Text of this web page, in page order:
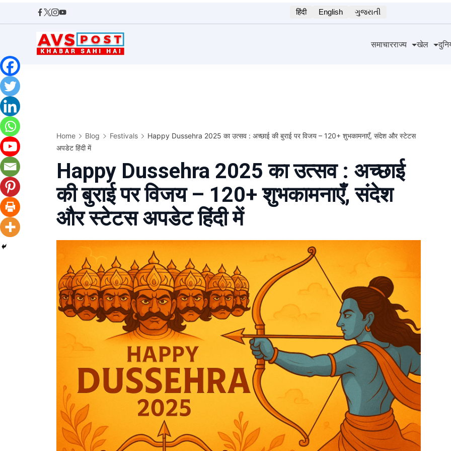
हिंदी English ગુજરાતી
समाचारराज्य खेल
Home Blog Festivals
Happy Dussehra 2025 का उत्सव : अच्छाई की बुराई पर विजय – 120+ शुभकामनाएँ, संदेश और स्टेटस
अपडेट हिंदी में
Happy Dussehra 2025 का उत्सव : अच्छाई
की बुराई पर विजय – 120+ शुभकामनाएँ, संदेश
और स्टेटस अपडेट हिंदी में